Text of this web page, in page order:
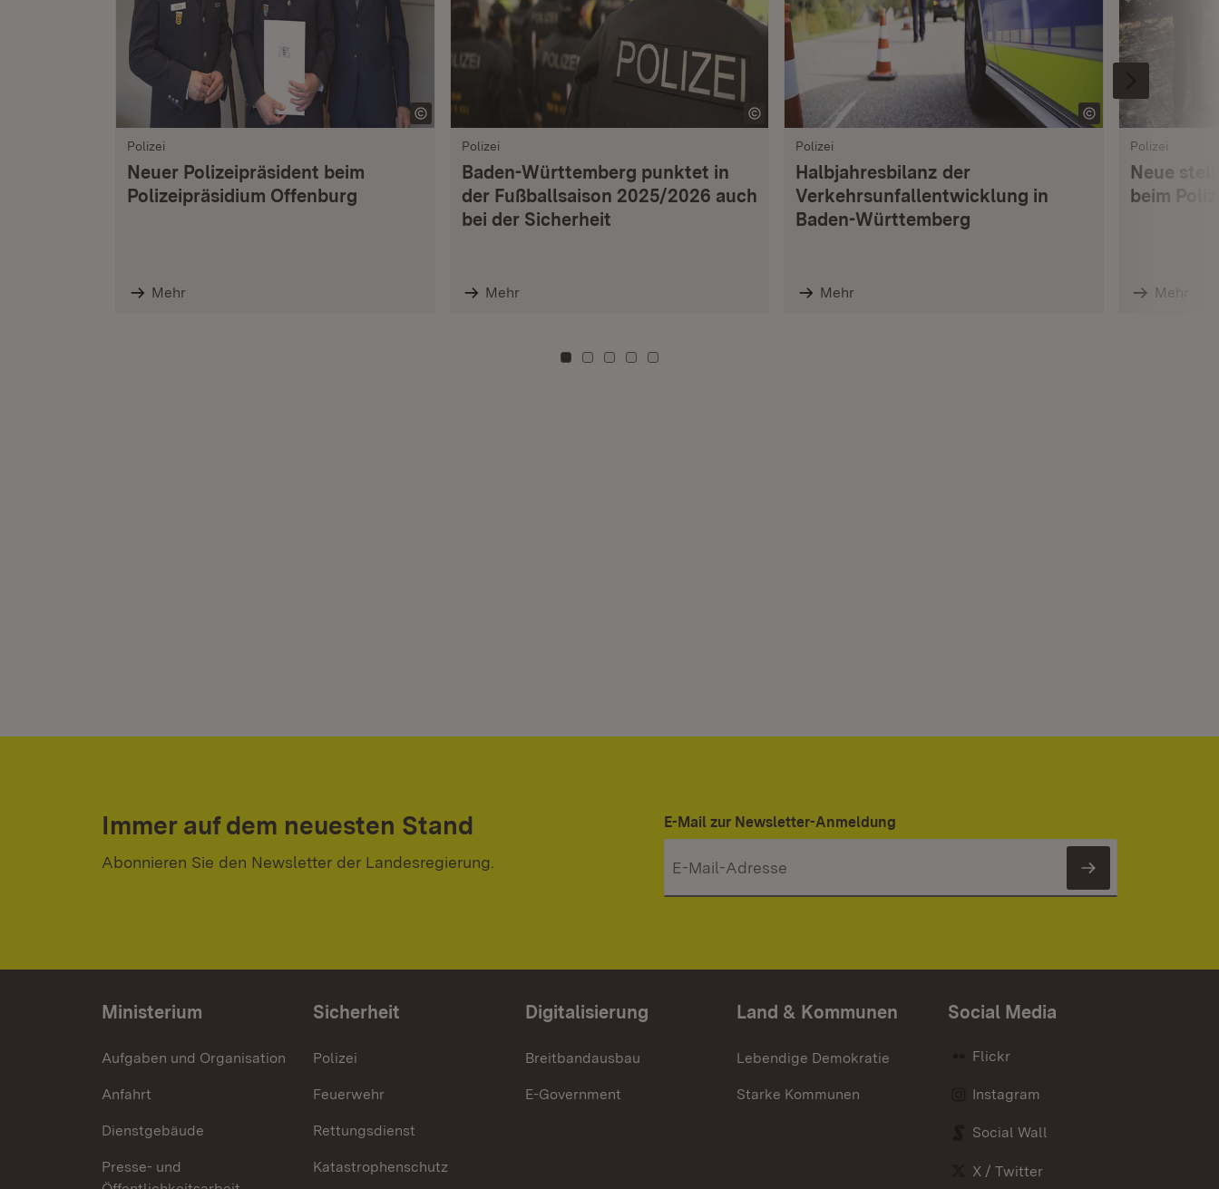
Polizei
Neuer Polizeipräsident beim
Polizeipräsidium Offenburg
Mehr
Polizei
Baden-Württemberg punktet in
der Fußballsaison 2025/2026 auch
bei der Sicherheit
Mehr
Polizei
Halbjahresbilanz der
Verkehrsunfallentwicklung in
Baden-Württemberg
Mehr
Polizei
Neue
beim
Mehr
Zu Kachel: 0
Zu Kachel: 3
Zu Kachel: 6
Zu Kachel: 9
Zu Kachel: 12
Immer auf dem neuesten Stand
Abonnieren Sie den Newsletter der Landesregierung.
E-Mail zur Newsletter-Anmeldung
Newsletter
Ministerium
Aufgaben und Organisation
Anfahrt
Dienstgebäude
Presse- und
Sicherheit
Polizei
Feuerwehr
Rettungsdienst
Katastrophenschutz
Digitalisierung
Breitbandausbau
E-Government
Land & Kommunen
Lebendige Demokratie
Starke Kommunen
Social Media
Flickr
Instagram
Social Wall
X / Twitter